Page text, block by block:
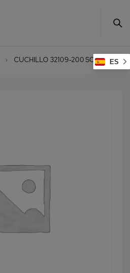
CUCHILLO 32109-200 SOLINGEN
ES